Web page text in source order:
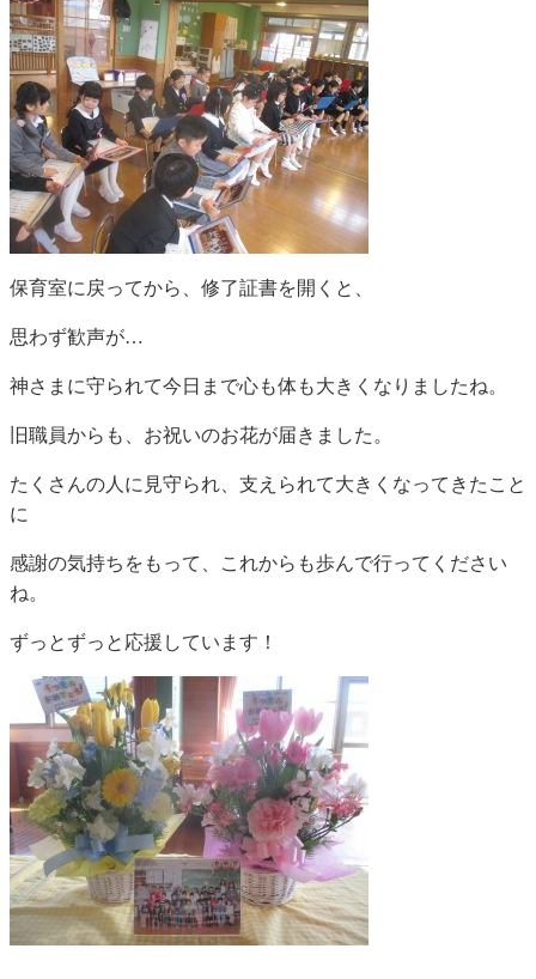
保育室に戻ってから、修了証書を開くと、
思わず歓声が…
神さまに守られて今日まで心も体も大きくなりましたね。
旧職員からも、お祝いのお花が届きました。
たくさんの人に見守られ、支えられて大きくなってきたこと
に
感謝の気持ちをもって、これからも歩んで行ってください
ね。
ずっとずっと応援しています！